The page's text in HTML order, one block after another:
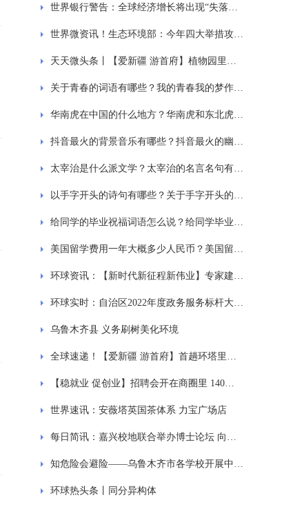
世界银行警告：全球经济增长将出现“失落的十年”
世界微资讯！生态环境部：今年四大举措攻坚蓝天保卫战
天天微头条丨【爱新疆 游首府】植物园里寻春色
关于青春的词语有哪些？我的青春我的梦作文范文
华南虎在中国的什么地方？华南虎和东北虎的区别是什么？
抖音最火的背景音乐有哪些？抖音最火的幽默句子有哪些？
太宰治是什么派文学？太宰治的名言名句有哪些？
以手字开头的诗句有哪些？关于手字开头的四字成语大全
给同学的毕业祝福词语怎么说？给同学毕业赠言模板
美国留学费用一年大概多少人民币？美国留学推荐信要求
环球资讯：【新时代新征程新伟业】专家建言乌鲁木齐绿色智慧矿山产业发展
环球实时：自治区2022年度政务服务标杆大厅评估结果公布 经开区（头屯河区）政务服务中心上榜
乌鲁木齐县 义务刷树美化环境
全球速递！【爱新疆 游首府】首趟环塔里木盆地旅游专列开行
【稳就业 促创业】招聘会开在商圈里 140余人达成就业意向
世界速讯：安薇塔英国茶体系 力宝广场店
每日简讯：嘉兴校地联合举办博士论坛 向百余名博士代表伸出“橄榄枝”
知危险会避险——乌鲁木齐市各学校开展中小学生安全教育日主题活动
环球热头条丨同分异构体